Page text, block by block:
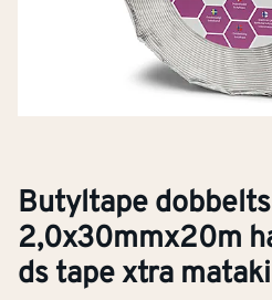
Butyltape
2,0x30mmx20m
ds tape xtra mataki